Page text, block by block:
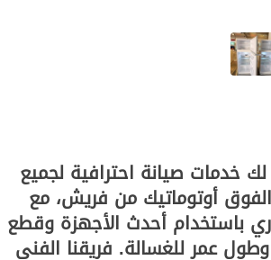
خدمات صيانة احترافية لجميع
أوتوماتيك من فريش، مع
باستخدام أحدث الأجهزة وقطع
عمر للغسالة. فريقنا الفني